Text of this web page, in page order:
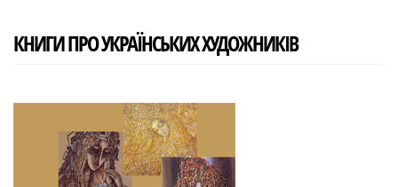
КНИГИ ПРО УКРАЇНСЬКИХ ХУДОЖНИКІВ